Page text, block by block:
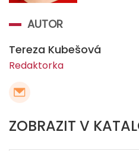
AUTOR
Tereza Kubešová
Redaktorka
ZOBRAZIT V